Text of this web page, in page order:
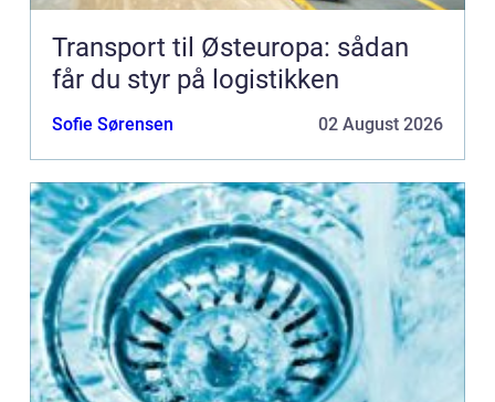
Transport til Østeuropa: sådan
får du styr på logistikken
Sofie Sørensen 02 August 2026